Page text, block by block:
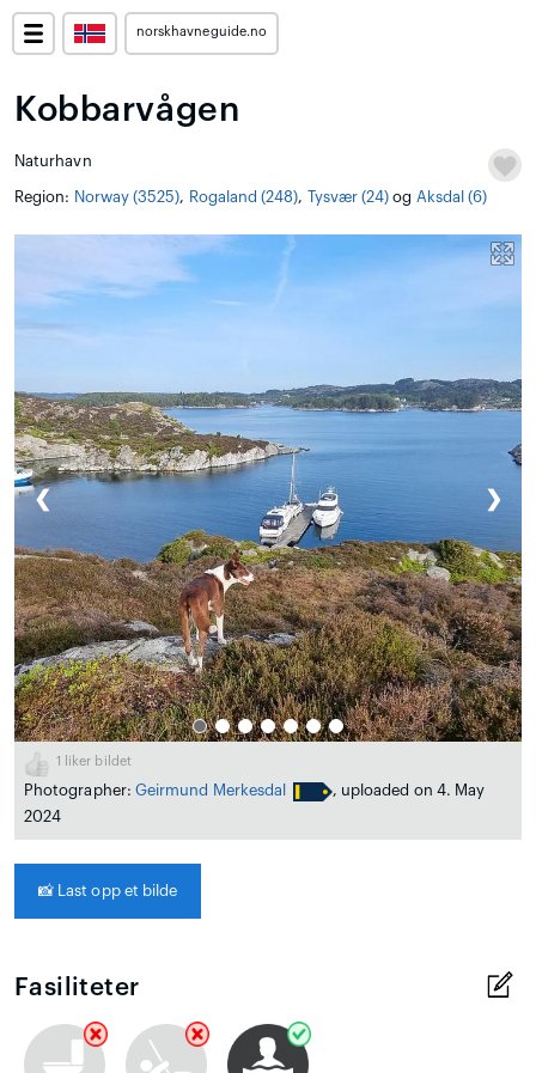
norskhavneguide.no
Kobbarvågen
Naturhavn
Region: Norway (3525), Rogaland (248), Tysvær (24) og Aksdal (6)
❮ ❯
1 liker bildet
Photographer: Geirmund Merkesdal
, uploaded on 4. May
2024
📸 Last opp et bilde
Fasiliteter